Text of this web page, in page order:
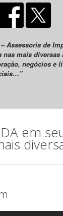
Assessoria de
nas mais diversas
negócios e
em